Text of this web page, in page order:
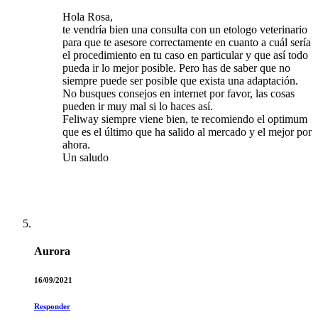
Hola Rosa,
te vendría bien una consulta con un etologo veterinario
para que te asesore correctamente en cuanto a cuál sería
el procedimiento en tu caso en particular y que así todo
pueda ir lo mejor posible. Pero has de saber que no
siempre puede ser posible que exista una adaptación.
No busques consejos en internet por favor, las cosas
pueden ir muy mal si lo haces así.
Feliway siempre viene bien, te recomiendo el optimum
que es el último que ha salido al mercado y el mejor por
ahora.
Un saludo
Aurora
16/09/2021
Responder